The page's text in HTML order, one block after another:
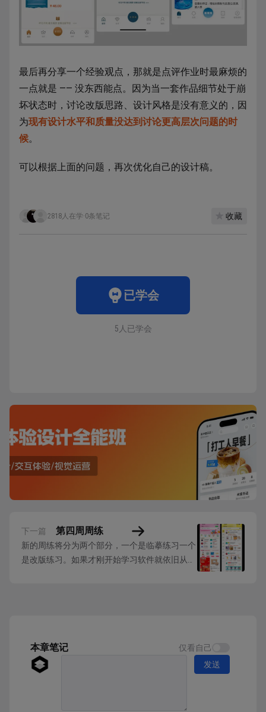
最后再分享一个经验观点，那就是点评作业时最麻烦的
一点就是 —— 没东西能点。因为当一套作品细节处于崩
坏状态时，讨论改版思路、设计风格是没有意义的，因
为现有设计水平和质量没达到讨论更高层次问题的时
候。
可以根据上面的问题，再次优化自己的设计稿。
2818人在学·0条笔记 收藏
已学会
5人已学会
下一篇 第四周周练
新的周练将分为两个部分，一个是临摹练习一个
是改版练习。如果才刚开始学习软件就依旧从临
本章笔记
仅看自己
发送